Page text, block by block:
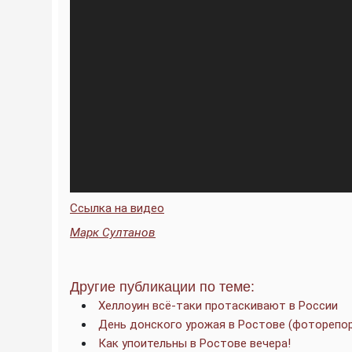
Ссылка на видео
Марк Султанов
Другие публикации по теме:
Хеллоуин всё-таки протаскивают в России
День донского урожая в Ростове
Как упоительны в Ростове вечера!